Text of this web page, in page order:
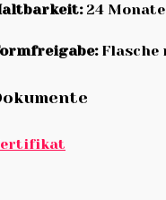
24
Flasche